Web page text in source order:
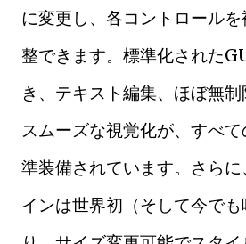
に変更し、各コントロール
整できます。標準化された
き、テキスト編集、ほぼ無
スムーズな視覚化が、すべ
準装備されています。さら
インは世界初（そして今で